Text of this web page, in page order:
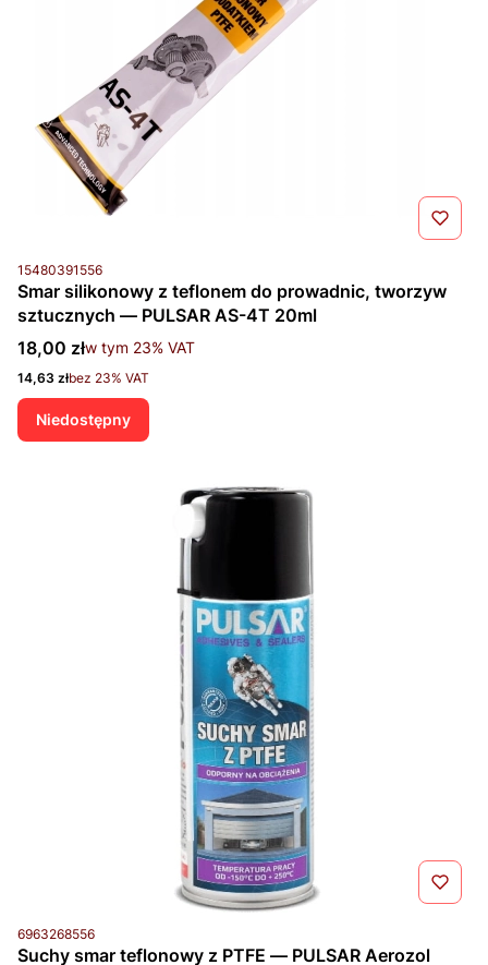
Kod produktu
15480391556
Smar silikonowy z teflonem do prowadnic, tworzyw
sztucznych — PULSAR AS-4T 20ml
Cena brutto
18,00 złw tym %s VAT
w tym 23% VAT
Cena netto
14,63 złbez 23% VAT
Niedostępny
Kod produktu
6963268556
Suchy smar teflonowy z PTFE — PULSAR Aerozol